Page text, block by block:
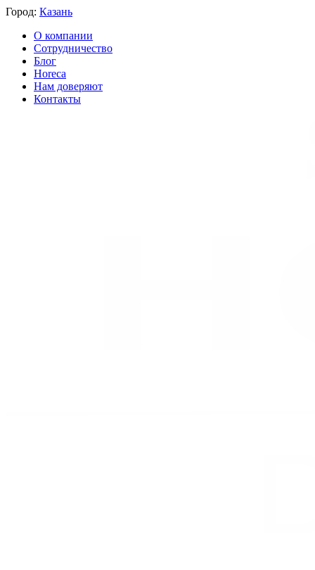
Город: Казань
О компании
Сотрудничество
Блог
Horeca
Нам доверяют
Контакты